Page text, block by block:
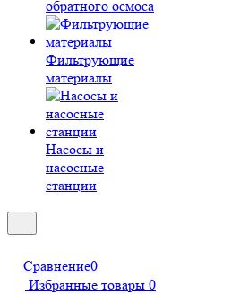
обратного осмоса
Фильтрующие
материалы
Насосы и
насосные
станции
Сравнение0
Избранные товары 0